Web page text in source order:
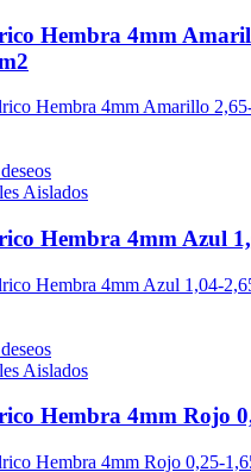
Hembra 4mm
Aislados
Hembra 4mm Azul
Aislados
Hembra 4mm Rojo